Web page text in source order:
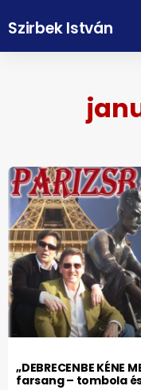
Szirbek István
„DEBRECENBE
farsang – tombola